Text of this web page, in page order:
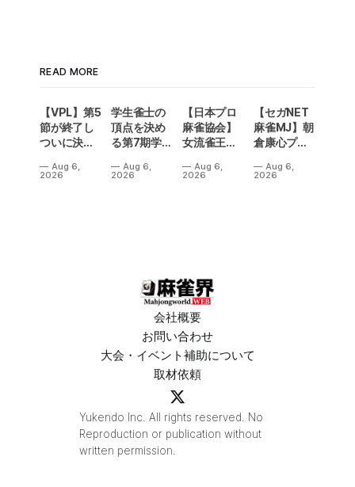
READ MORE
【VPL】第5
節が終了し
ついに決勝
決定！Bリ
Aug 6,
2026
学生雀士の
頂点を決め
る第7期学生
場は3人麻雀
Aug 6,
2026
【日本プロ
麻雀協会】
女流雀王戦
節は、3トッ
Aug 6,
2026
【セガNET
麻雀MJ】朝
倉康心プロ
久MJ対局に
Aug 6,
2026
会社概要
お問い合わせ
大会・イベント補助について
取材依頼
Yukendo Inc. All rights reserved. No
Reproduction or publication without
written permission.